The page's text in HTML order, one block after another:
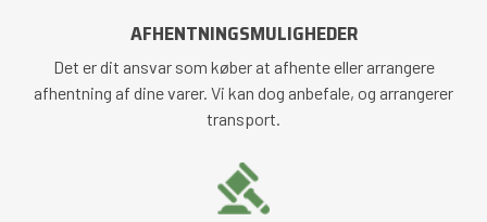
AFHENTNINGSMULIGHEDER
Det er dit ansvar som køber at afhente eller arrangere
afhentning af dine varer. Vi kan dog anbefale, og arrangerer
transport.